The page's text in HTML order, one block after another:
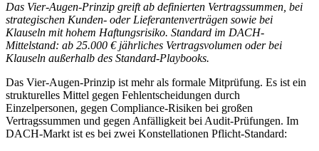
Das Vier-Augen-Prinzip greift ab definierten Vertragssummen, bei
strategischen Kunden- oder Lieferantenverträgen sowie bei
Klauseln mit hohem Haftungsrisiko. Standard im DACH-
Mittelstand: ab 25.000 € jährliches Vertragsvolumen oder bei
Klauseln außerhalb des Standard-Playbooks.
Das Vier-Augen-Prinzip ist mehr als formale Mitprüfung. Es ist ein
strukturelles Mittel gegen Fehlentscheidungen durch
Einzelpersonen, gegen Compliance-Risiken bei großen
Vertragssummen und gegen Anfälligkeit bei Audit-Prüfungen. Im
DACH-Markt ist es bei zwei Konstellationen Pflicht-Standard: